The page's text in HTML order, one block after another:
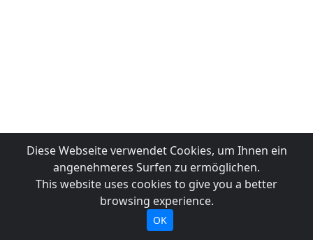
Diese Webseite verwendet Cookies, um Ihnen ein
angenehmeres Surfen zu ermöglichen.
This website uses cookies to give you a better
browsing experience.
OK